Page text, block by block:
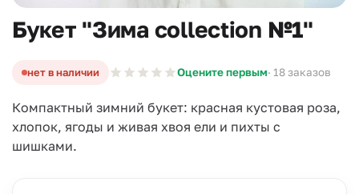
Букет "Зима collection №1"
нет в наличии Оцените первым· 18 заказов
Компактный зимний букет: красная кустовая роза,
хлопок, ягоды и живая хвоя ели и пихты с
шишками.